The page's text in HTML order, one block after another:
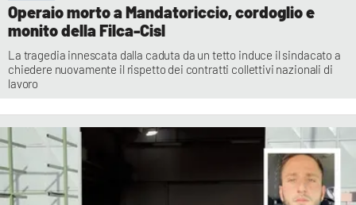
Operaio morto a Mandatoriccio, cordoglio e
monito della Filca-Cisl
La tragedia innescata dalla caduta da un tetto induce il sindacato a
chiedere nuovamente il rispetto dei contratti collettivi nazionali di
lavoro